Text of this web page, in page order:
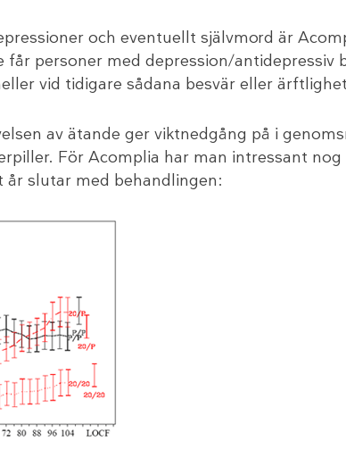
och eventuellt självmord är
får personer med depression/antidepressiv
vid tidigare sådana besvär eller
av ätande ger viktnedgång på i
För Acomplia har man intressant
slutar med behandlingen: